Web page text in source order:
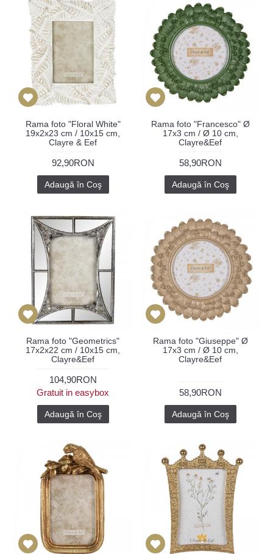
Rama foto "Floral White"
19x2x23 cm / 10x15 cm,
Clayre & Eef
92,90RON
Adaugă în Coş
Rama foto "Francesco" Ø
17x3 cm / Ø 10 cm,
Clayre&Eef
58,90RON
Adaugă în Coş
Rama foto "Geometrics"
17x2x22 cm / 10x15 cm,
Clayre&Eef
104,90RON
Gratuit in easybox
Adaugă în Coş
Rama foto "Giuseppe" Ø
17x3 cm / Ø 10 cm,
Clayre&Eef
58,90RON
Adaugă în Coş